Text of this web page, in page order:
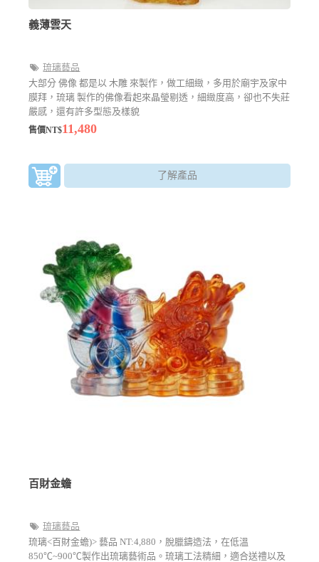
義薄雲天
琉璃藝品
大部分 佛像 都是以 木雕 來製作，做工細緻，多用於廟宇及家中
膜拜，琉璃 製作的佛像看起來晶瑩剔透，細緻度高，卻也不失莊
嚴感，還有許多型態及樣貌
售價NT$11,480
了解產品
百財金蟾
琉璃藝品
琉璃<百財金蟾)> 藝品 NT:4,880，脫臘鑄造法，在低溫
850℃~900℃製作出琉璃藝術品。琉璃工法精細，適合送禮以及